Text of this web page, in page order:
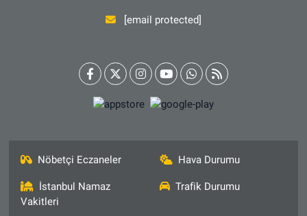
[email protected]
Nöbetçi Eczaneler Hava Durumu
İstanbul Namaz
Vakitleri
Trafik Durumu